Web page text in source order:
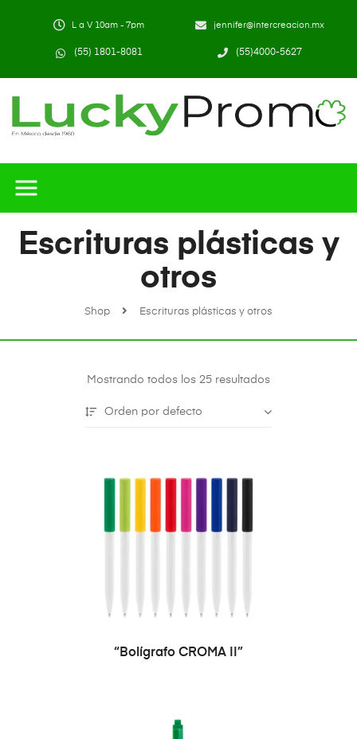
L a V 10am - 7pm jennifer@intercreacion.mx
(55) 1801-8081 (55)4000-5627
Shop Escrituras plásticas y otros
Escrituras plásticas y
otros
Mostrando todos los 25 resultados
Orden por defecto
SELECCIONAR OPCIONES
“Bolígrafo CROMA II”